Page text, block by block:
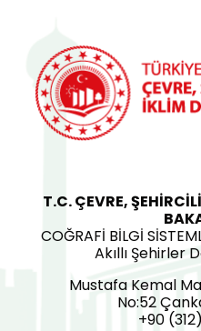
T.C. ÇEVRE,
COĞRAFİ BİLGİ
Akıllı Şehirler
Mustafa Kemal
No:52
+90